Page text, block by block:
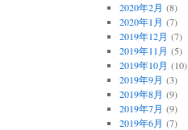
2020年2月 (8)
2020年1月 (7)
2019年12月 (7)
2019年11月 (5)
2019年10月 (10)
2019年9月 (3)
2019年8月 (9)
2019年7月 (9)
2019年6月 (7)